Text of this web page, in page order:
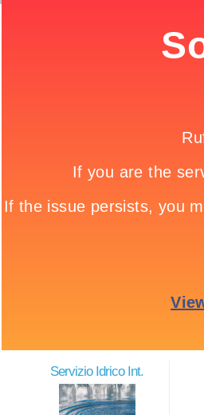
Servizio Idrico Int.